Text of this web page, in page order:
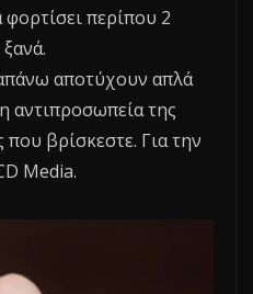
περίπου 2
αποτύχουν απλά
αντιπροσωπεία της
βρίσκεστε. Για την
Media.